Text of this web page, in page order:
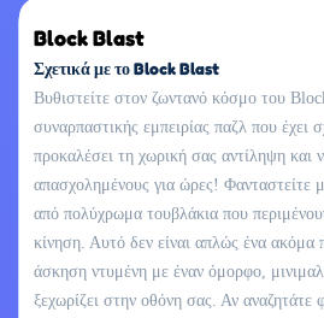
Block Blast
Σχετικά με το Block Blast
Βυθιστείτε στον ζωντανό κόσμο του
συναρπαστικής εμπειρίας παζλ που έχει
προκαλέσει τη χωρική σας αντίληψη και
απασχολημένους για ώρες! Φανταστείτε
από πολύχρωμα τουβλάκια που
κίνηση. Αυτό δεν είναι απλώς ένα ακόμα
άσκηση ντυμένη με έναν όμορφο,
ξεχωρίζει στην οθόνη σας. Αν